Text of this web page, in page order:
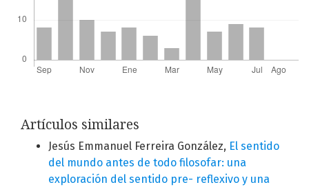
Artículos similares
Jesús Emmanuel Ferreira González, El sentido
del mundo antes de todo filosofar: una
exploración del sentido pre- reflexivo y una